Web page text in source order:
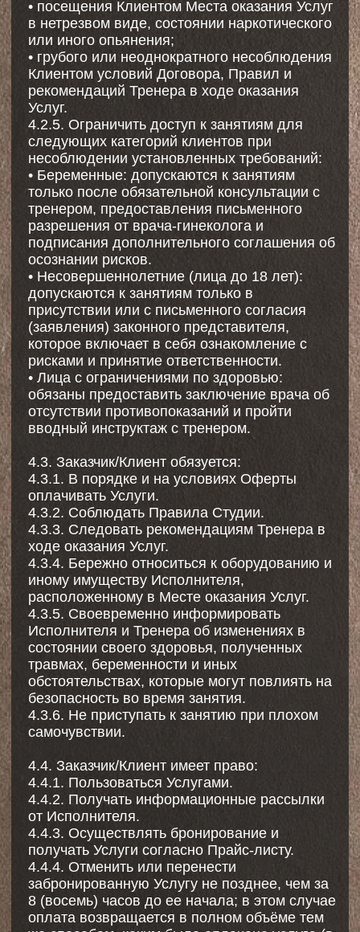
5.1. Стоимость Услуги определяется Прайс-
листом Исполнителя, размещенном на
Сайте, в Приложении или в Месте оказания
Услуг.
5.2. Оплата Услуг по Договору производится
Заказчиком или уполномоченным им лицом
единовременно путем 100% оплаты не
позднее 15 (пятнадцати) минут после записи
на занятие. После проведения оплаты
Заказчику приходит подтверждение
(сообщение в мессенджере WhatsApp,
Telegram или MAX, а также push-
уведомление в Приложение).
5.3. Возможно приобретение абонемента
(клип-карты) на несколько тренировок. Срок
действия каждого вида абонемента указан в
Прайс-листе. При бронировании Услуги
оплата списывается автоматически с
абонемента. При отмене тренировки в
порядке п.4.4.4. соответствующее занятие
возвращается на баланс абонемента. По
истечении срока действия абонемента
неиспользованные занятия аннулируются.
5.4. Все расчеты по Договору
осуществляются в наличной и безналичной
форме исключительно в валюте Российской
Федерации — российских рублях.
6. Ответственность Сторон и осознание
рисков
6.1. Осознание рисков. Акцептуя настоящую
Оферту, Заказчик/Клиент подтверждает, что:
* Ему известно о физической нагрузке во
время занятий пилатес.
* Он не имеет медицинских
них Исполнителя.
* Он осознает связанные с физической
активностью риски для здоровья и
принимает их на себя.
6.2. Заказчик несет материальную
ответственность за ущерб, причиненный
Исполнителю. В случае причинения
Заказчиком ущерба Исполнителю, Заказчик
обязан возместить Исполнителю
документально подтвержденный реальный
ущерб (стоимость ремонта или замены
имущества).
6.3. В случае нарушения Заказчиком Правил,
Исполнитель вправе отказать в оказании
Услуг в одностороннем порядке.
6.4. Исполнитель не несет ответственности:
6.4.1. За вред, причиненный жизни и
здоровью Клиенту при нарушении Клиентом
пунктов 4.3.5, 4.3.6, Правил, и/или правил
техники безопасности, и/или по
неосторожности Клиента.
6.4.2. За вред, причиненный жизни,
здоровью и/или имуществу Клиента
6.4.3. За утрату или повреждение личных
вещей, оставленных Клиентом в Месте
оказания Услуги.
6.5. Стороны освобождаются от
ответственности за частичное или полное
неисполнение обязательств по Оферте, если
это неисполнение явилось следствием
непреодолимой силы.
7. Обработка персональных данных
7.1. Обработка персональных данных
Клиента осуществляется в соответствии с
Федеральным законом от 27.07.2006 г.